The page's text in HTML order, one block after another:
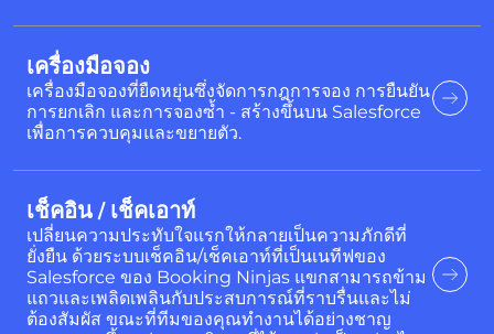
เครื่องมือจอง
เครื่องมือจองที่ยืดหยุ่นซึ่งจัดการกฎการจอง การยืนยัน
การยกเลิก และการจองซ้ำ - สร้างขึ้นบน Salesforce
เพื่อการควบคุมและขยายตัว.
เช็คอิน / เช็คเอาท์
เปลี่ยนความประทับใจแรกให้กลายเป็นความภักดีที่
ยั่งยืน ด้วยระบบเช็คอิน/เช็คเอาท์ที่เป็นเนทีฟของ
Salesforce ของ Booking Ninjas แขกสามารถข้าม
แถวและเพลิดเพลินกับประสบการณ์ที่ราบรื่นและไม่
ต้องสัมผัส ขณะที่ทีมของคุณทำงานได้อย่างชาญ